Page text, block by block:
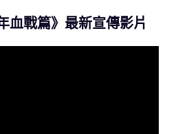
血戰篇》最新宣傳影片